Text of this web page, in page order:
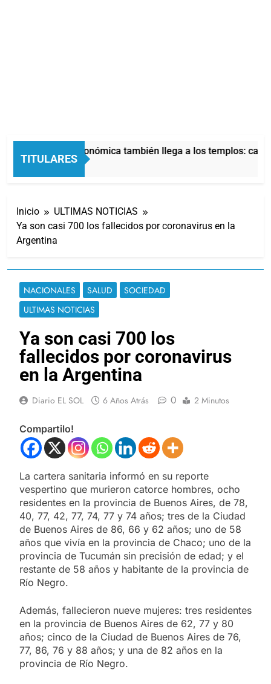
TITULARES
La crisis económica también llega a los templos: casi
9 Horas Atrás
Inicio
ULTIMAS NOTICIAS
Ya son casi 700 los fallecidos por coronavirus en la
Argentina
NACIONALES SALUD
SOCIEDAD
ULTIMAS NOTICIAS
Ya son casi 700 los
fallecidos por coronavirus
en la Argentina
Diario EL SOL 6 Años Atrás 0 2 Minutos
Compartilo!
La cartera sanitaria informó en su reporte
vespertino que murieron catorce hombres, ocho
residentes en la provincia de Buenos Aires, de 78,
40, 77, 42, 77, 74, 77 y 74 años; tres de la Ciudad
de Buenos Aires de 86, 66 y 62 años; uno de 58
años que vivía en la provincia de Chaco; uno de la
provincia de Tucumán sin precisión de edad; y el
restante de 58 años y habitante de la provincia de
Río Negro.
Además, fallecieron nueve mujeres: tres residentes
en la provincia de Buenos Aires de 62, 77 y 80
años; cinco de la Ciudad de Buenos Aires de 76,
77, 86, 76 y 88 años; y una de 82 años en la
provincia de Río Negro.